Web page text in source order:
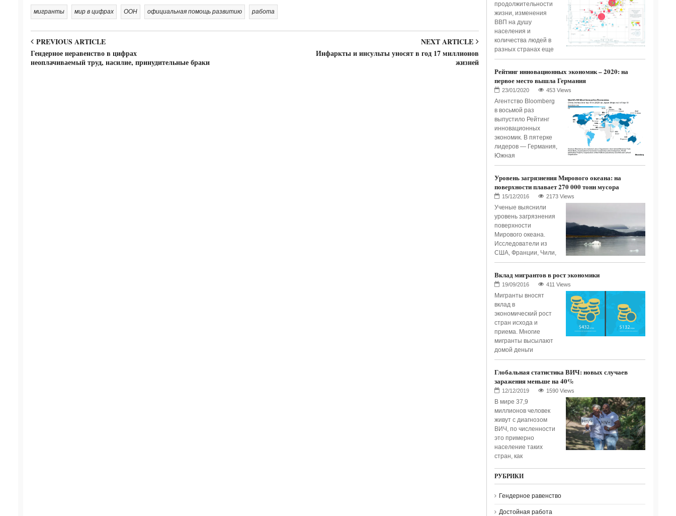
мигранты мир в цифрах ООН официальная помощь развитию работа
PREVIOUS ARTICLE
Гендерное неравенство в цифрах
неоплачиваемый труд, насилие, принудительные браки
NEXT ARTICLE
Инфаркты и инсульты уносят в год 17 миллионов
жизней
продолжительности
жизни, изменения
ВВП на душу
населения и
количества людей в
разных странах еще
Рейтинг инновационных экономик – 2020: на
первое место вышла Германия
453 Views
Агентство Bloomberg
в восьмой раз
выпустило Рейтинг
инновационных
экономик. В пятерке
лидеров — Германия,
Южная
Уровень загрязнения Мирового океана: на
поверхности плавает 270 000 тонн мусора
2173 Views
Ученые выяснили
уровень загрязнения
поверхности
Мирового океана.
Исследователи из
США, Франции, Чили,
Вклад мигрантов в рост экономики
411 Views
Мигранты вносят
вклад в
экономический рост
стран исхода и
приема. Многие
мигранты высылают
домой деньги
Глобальная статистика ВИЧ: новых случаев
заражения меньше на 40%
1590 Views
В мире 37,9
миллионов человек
живут с диагнозом
ВИЧ, по численности
это примерно
население таких
стран, как
РУБРИКИ
Гендерное равенство
Достойная работа